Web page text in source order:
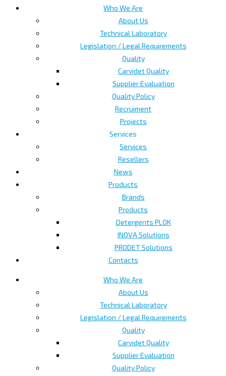
Who We Are
About Us
Technical Laboratory
Legislation / Legal Requirements
Quality
Carvidet Quality
Supplier Evaluation
Quality Policy
Recruiment
Projects
Services
Services
Resellers
News
Products
Brands
Products
Detergents PLOK
INOVA Solutions
PRODET Solutions
Contacts
Who We Are
About Us
Technical Laboratory
Legislation / Legal Requirements
Quality
Carvidet Quality
Supplier Evaluation
Quality Policy